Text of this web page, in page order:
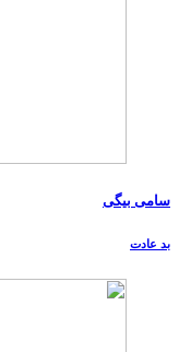
سامی بیگی
بد عادت